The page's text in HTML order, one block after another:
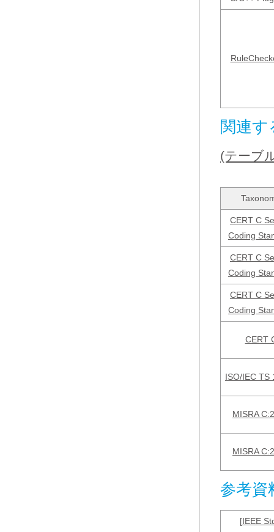
関連
(テーブ
CERT C
Coding
CERT C
Coding
CERT C
Coding
CERT
ISO/IEC TS
MISRA
MISRA
参考資
[IEEE